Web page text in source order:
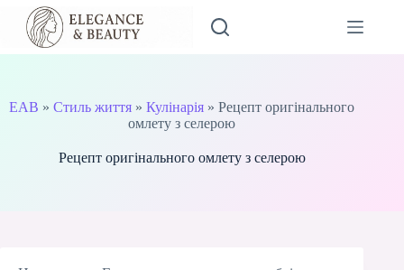
Перейти
вмісту
EAB »Стиль життя »Кулінарія »Рецепт оригінального
омлету з селерою
Рецепт оригінального омлету з селерою